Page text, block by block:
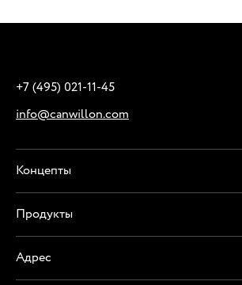
+7 (495) 021-11-45
info@canwillon.com
Концепты
Продукты
Адрес